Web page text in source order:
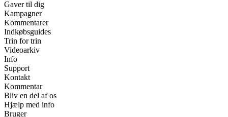
Gaver til dig
Kampagner
Kommentarer
Indkøbsguides
Trin for trin
Videoarkiv
Info
Support
Kontakt
Kommentar
Bliv en del af os
Hjælp med info
Bruger